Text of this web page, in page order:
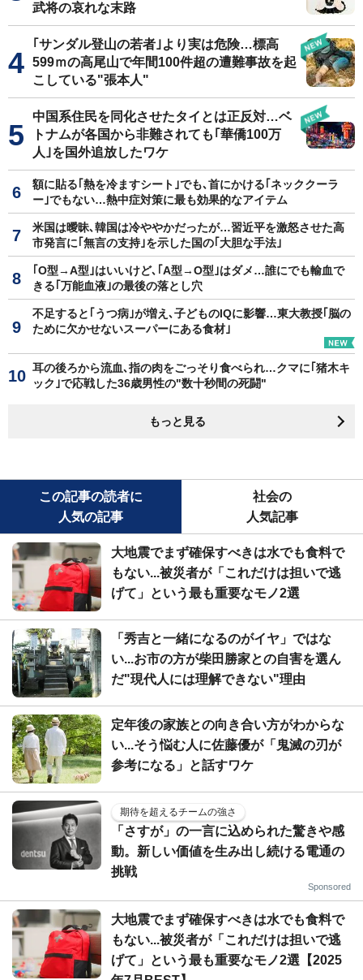
武将の哀れな末路
｢サンダル登山の若者｣より実は危険…標高
599ｍの高尾山で年間100件超の遭難事故を起
こしている"張本人"
中国系住民を同化させたタイとは正反対…ベ
トナムが各国から非難されても｢華僑100万
人｣を国外追放したワケ
額に貼る｢熱を冷ますシート｣でも､首にかける｢ネッククーラ
ー｣でもない…熱中症対策に最も効果的なアイテム
米国は曖昧､韓国は冷ややかだったが…習近平を激怒させた高
市発言に｢無言の支持｣を示した国の｢大胆な手法｣
｢O型→A型｣はいいけど､｢A型→O型｣はダメ…誰にでも輸血で
きる｢万能血液｣の最後の落とし穴
不足すると｢うつ病｣が増え､子どものIQに影響…東大教授｢脳の
ために欠かせないスーパーにある食材｣
耳の後ろから流血､指の肉をごっそり食べられ…クマに｢猪木キ
ック｣で応戦した36歳男性の"数十秒間の死闘"
もっと見る
この記事の読者に
人気の記事
社会の
人気記事
大地震でまず確保すべきは水でも食料で
もない...被災者が「これだけは担いで逃
げて」という最も重要なモノ2選
「秀吉と一緒になるのがイヤ」ではな
い...お市の方が柴田勝家との自害を選ん
だ"現代人には理解できない"理由
定年後の家族との向き合い方がわからな
い...そう悩む人に佐藤優が「鬼滅の刃が
参考になる」と話すワケ
期待を超えるチームの強さ
「さすが」の一言に込められた驚きや感
動。新しい価値を生み出し続ける電通の
挑戦
Sponsored
大地震でまず確保すべきは水でも食料で
もない...被災者が「これだけは担いで逃
げて」という最も重要なモノ2選【2025